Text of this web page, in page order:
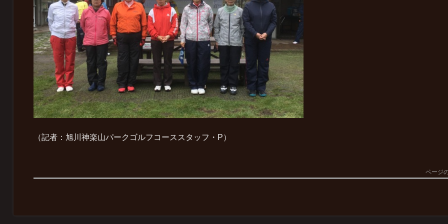
（記者：旭川神楽山パークゴルフコーススタッフ・P）
ページ